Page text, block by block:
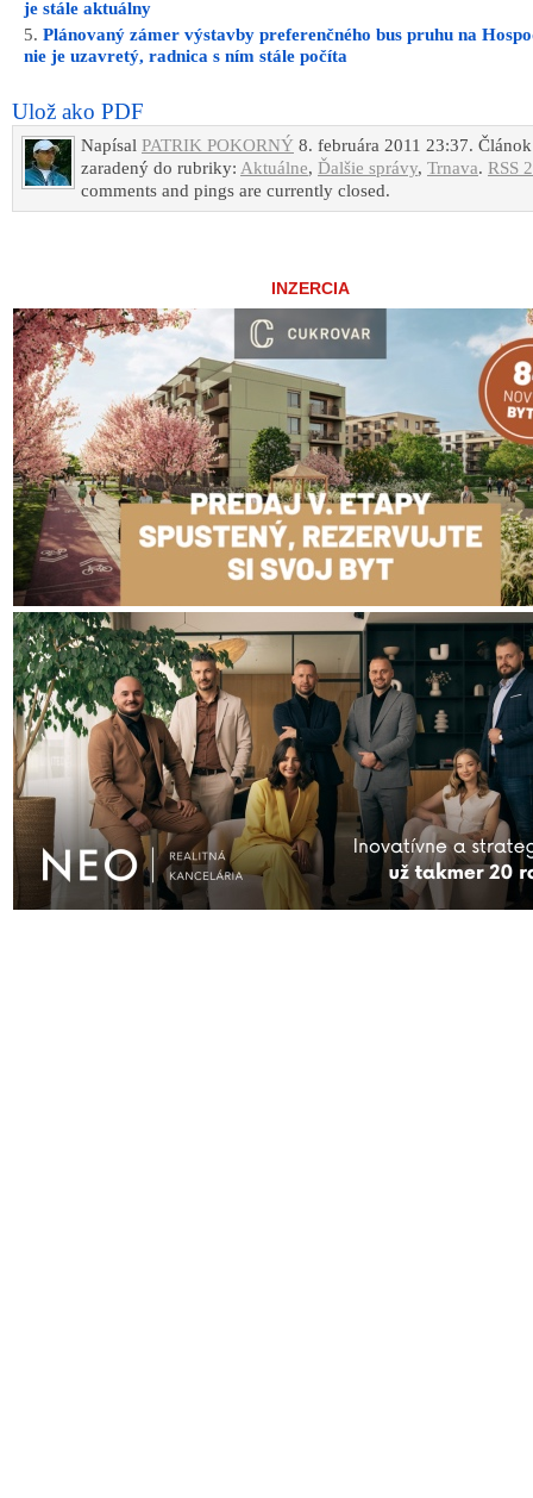
je stále aktuálny
Plánovaný zámer výstavby preferenčného bus pruhu na
nie je uzavretý, radnica s ním stále počíta
Ulož ako PDF
Napísal PATRIK POKORNÝ 8. februára 2011 23:37.
zaradený do rubriky: Aktuálne, Ďalšie správy, Trnava. RSS
comments and pings are currently closed.
INZERCIA